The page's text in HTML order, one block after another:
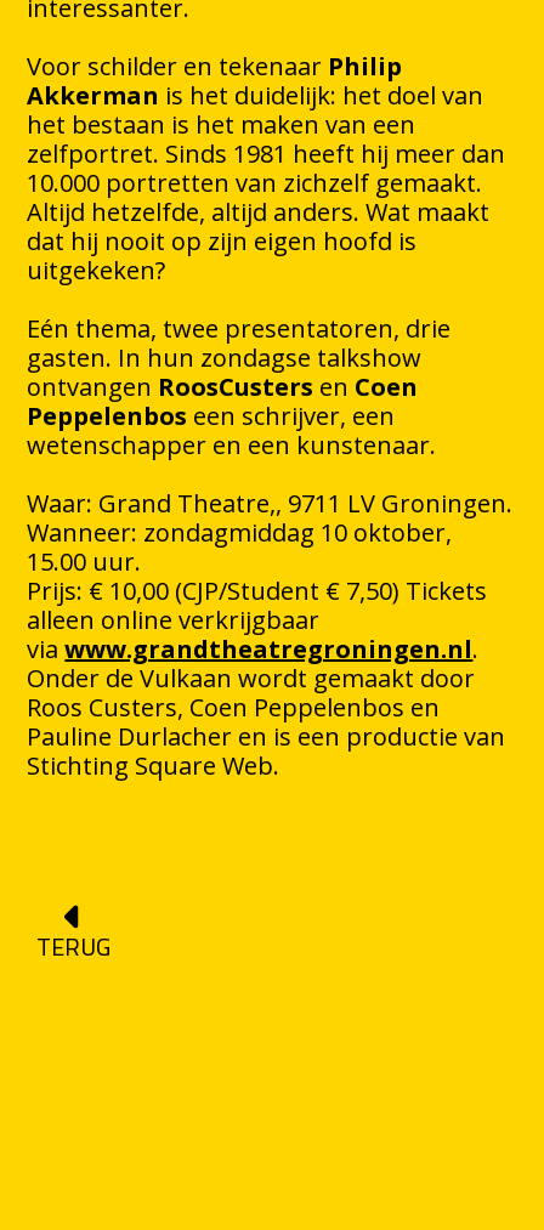
interessanter.
Voor schilder en tekenaar Philip
Akkerman is het duidelijk: het doel van
het bestaan is het maken van een
zelfportret. Sinds 1981 heeft hij meer dan
10.000 portretten van zichzelf gemaakt.
Altijd hetzelfde, altijd anders. Wat maakt
dat hij nooit op zijn eigen hoofd is
uitgekeken?
Eén thema, twee presentatoren, drie
gasten. In hun zondagse talkshow
ontvangen RoosCusters en Coen
Peppelenbos een schrijver, een
wetenschapper en een kunstenaar.
Waar: Grand Theatre,, 9711 LV Groningen.
Wanneer: zondagmiddag 10 oktober,
15.00 uur.
Prijs: € 10,00 (CJP/Student € 7,50) Tickets
alleen online verkrijgbaar
viawww.grandtheatregroningen.nl.
Onder de Vulkaan wordt gemaakt door
Roos Custers, Coen Peppelenbos en
Pauline Durlacher en is een productie van
Stichting Square Web.
TERUG